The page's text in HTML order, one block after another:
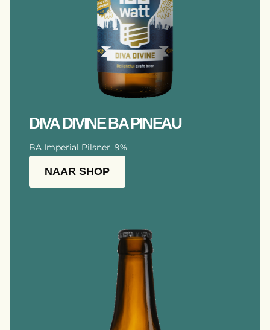
DIVA DIVINE BA PINEAU
BA Imperial Pilsner, 9%
NAAR SHOP